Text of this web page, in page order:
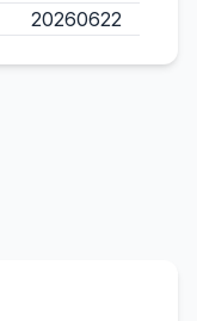
20260622